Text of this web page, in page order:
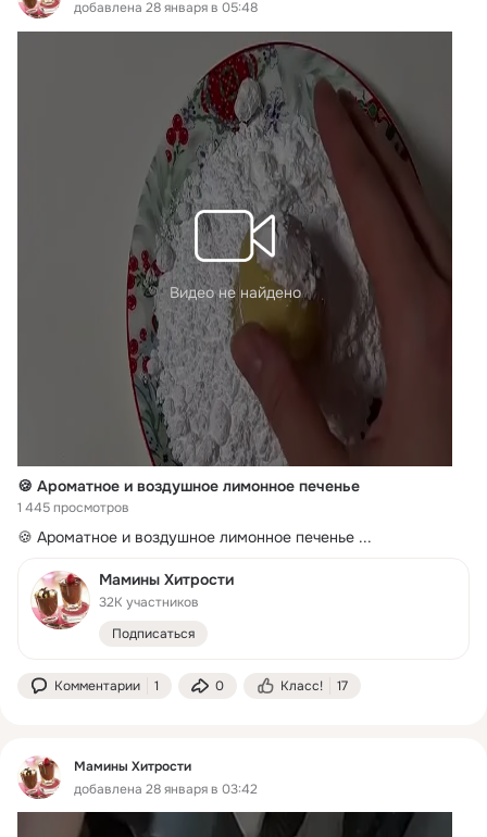
добавлена 28 января в 05:48
Видео не найдено
🍪 Ароматное и воздушное лимонное печенье
1 445 просмотров
🍪 Ароматное и воздушное лимонное печенье ...
Мамины Хитрости
32K участников
Подписаться
Комментарии 1 0 Класс! 17
Мамины Хитрости
добавлена 28 января в 03:42